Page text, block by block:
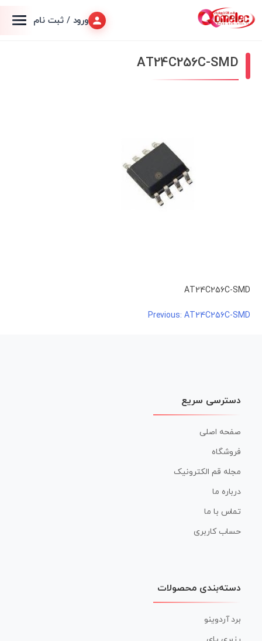
ورود / ثبت نام
AT24C256C-SMD
AT24C256C-SMD
راهبری
Previous: AT24C256C-SMD
دسترسی سریع
صفحه اصلی
فروشگاه
مجله قم الکترونیک
درباره ما
تماس با ما
حساب کاربری
دسته‌بندی محصولات
برد آردوینو